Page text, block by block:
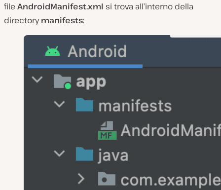
file AndroidManifest.xml si trova all’interno della
directorymanifests: